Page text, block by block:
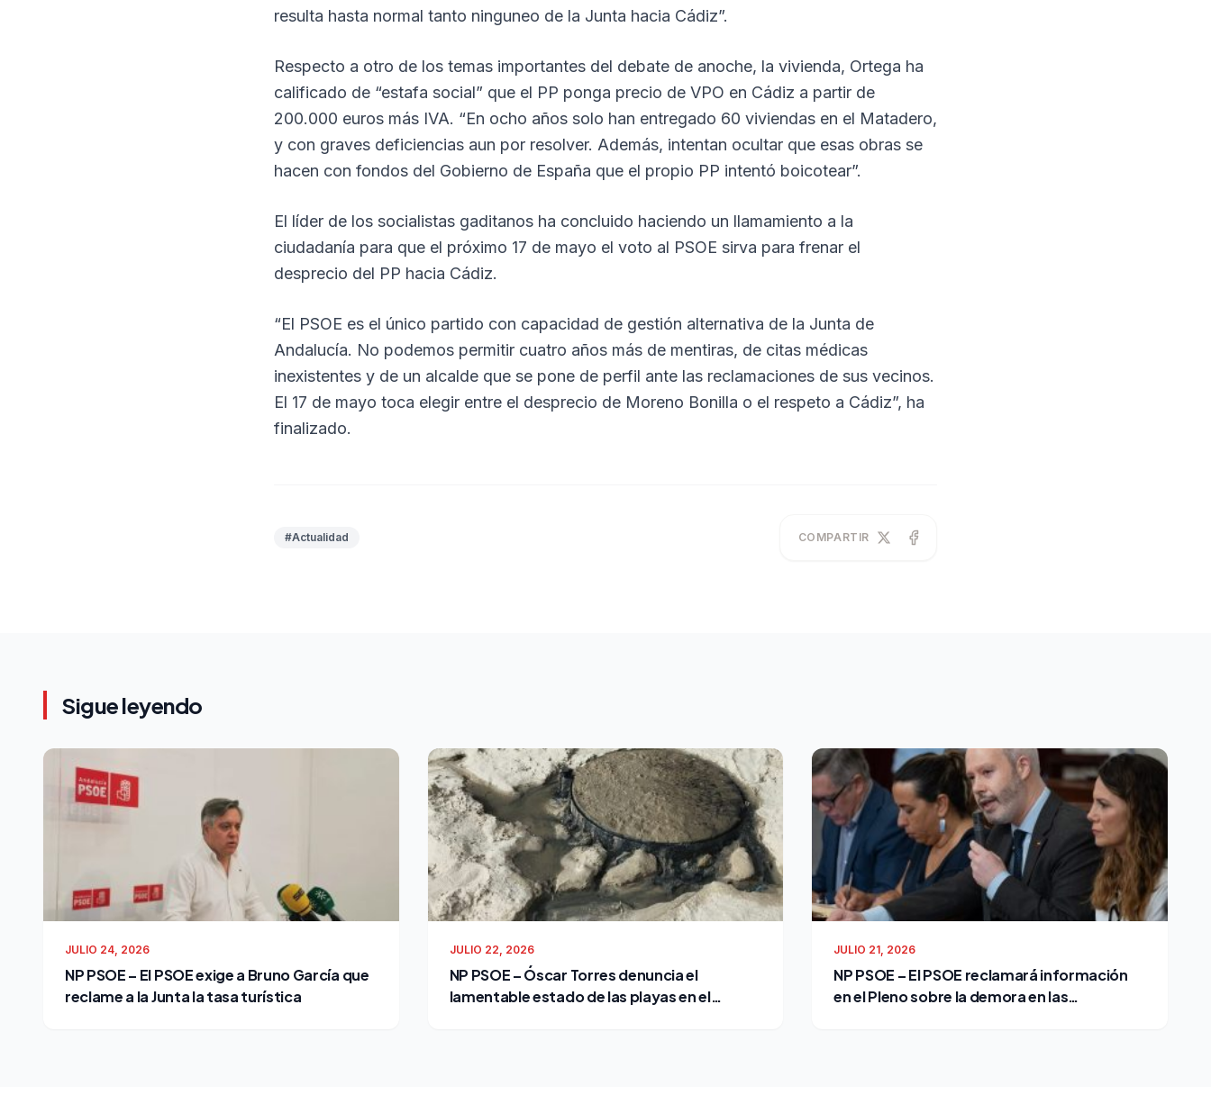
resulta hasta normal tanto ninguneo de la Junta hacia Cádiz”.
Respecto a otro de los temas importantes del debate de anoche, la vivienda, Ortega ha
calificado de “estafa social” que el PP ponga precio de VPO en Cádiz a partir de
200.000 euros más IVA. “En ocho años solo han entregado 60 viviendas en el Matadero,
y con graves deficiencias aun por resolver. Además, intentan ocultar que esas obras se
hacen con fondos del Gobierno de España que el propio PP intentó boicotear”.
El líder de los socialistas gaditanos ha concluido haciendo un llamamiento a la
ciudadanía para que el próximo 17 de mayo el voto al PSOE sirva para frenar el
desprecio del PP hacia Cádiz.
“El PSOE es el único partido con capacidad de gestión alternativa de la Junta de
Andalucía. No podemos permitir cuatro años más de mentiras, de citas médicas
inexistentes y de un alcalde que se pone de perfil ante las reclamaciones de sus vecinos.
El 17 de mayo toca elegir entre el desprecio de Moreno Bonilla o el respeto a Cádiz”, ha
finalizado.
#Actualidad COMPARTIR
Sigue leyendo
JULIO 24, 2026
NP PSOE – El PSOE exige a Bruno García que
reclame a la Junta la tasa turística
JULIO 22, 2026
NP PSOE – Óscar Torres denuncia el
lamentable estado de las playas en el
JULIO 21, 2026
NP PSOE – El PSOE reclamará información
en el Pleno sobre la demora en las